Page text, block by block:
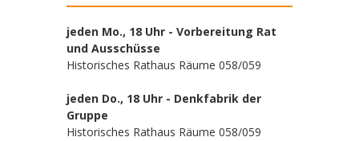
jeden Mo., 18 Uhr - Vorbereitung Rat
und Ausschüsse
Historisches Rathaus Räume 058/059
jeden Do., 18 Uhr - Denkfabrik der
Gruppe
Historisches Rathaus Räume 058/059